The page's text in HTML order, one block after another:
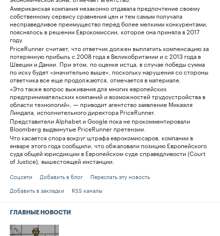
Американская компания незаконно отдавала предпочтение своему
собственному сервису сравнения цен и тем самым получала
несправедливое преимущество перед более мелкими конкурентами,
пояснялось в решении Еврокомиссии, которое она приняла в 2017
году.
PriceRunner считает, что ответчик должен выплатить компенсацию за
потерянную прибыль с 2008 года в Великобритании и с 2013 года в
Швеции и Дании. При этом, по оценке истца, в случае победы сумма
по иску будет «значительно выше», поскольку нарушения со стороны
ответчика все еще продолжаются, отмечается в материале.
«Это также вопрос выживания для многих европейских
предпринимательских компаний и возможностей трудоустройства в
области технологий», — приводит агентство заявление Микаэля
Линдала, исполнительного директора PriceRunner.
Представители Alphabet и Google пока не прокомментировали
Bloomberg выдвинутые PriceRunner претензии.
Что касается спора вокруг штрафа еврокомиссаров, компании в
январе этого года сообщили, что обжаловали позицию Европейского
суда общей юрисдикции в Европейском суде справедливости (Court
of Justice), вышестоящей инстанции.
Соцсети Добавить в блог
Переслать эту новость
Добавить в закладки
RSS каналы
ГЛАВНЫЕ НОВОСТИ